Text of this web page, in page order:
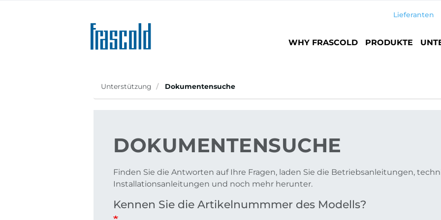
Lieferanten
Main
WHY FRASCOLD PRODUKTE
Unterstützung Dokumentensuche
DOKUMENTENSUCHE
Finden Sie die Antworten auf Ihre Fragen, laden Sie die Betriebsanleitungen,
Installationsanleitungen und noch mehr herunter.
Kennen Sie die Artikelnummmer des Modells?